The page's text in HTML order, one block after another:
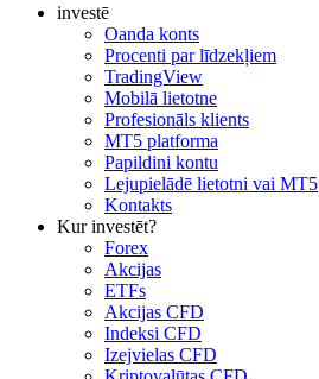
investē
Oanda konts
Procenti par līdzekļiem
TradingView
Mobilā lietotne
Profesionāls klients
MT5 platforma
Papildini kontu
Lejupielādē lietotni vai MT5
Kontakts
Kur investēt?
Forex
Akcijas
ETFs
Akcijas CFD
Indeksi CFD
Izejvielas CFD